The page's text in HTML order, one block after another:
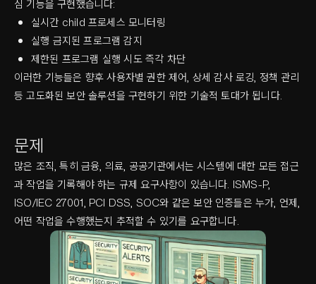
심 기능을 구현했습니다:
실시간 child 프로세스 모니터링
실행 금지된 프로그램 감지
제한된 프로그램 실행 시도 즉각 차단
이러한 기능들은 향후 사용자별 권한 제어, 상세 감사 로깅, 정책 관리
등 고도화된 보안 솔루션을 구현하기 위한 기술적 토대가 됩니다.
문제
많은 조직, 특히 금융, 의료, 공공기관에서는 시스템에 대한 모든 접근
과 작업을 기록해야 하는 규제 요구사항이 있습니다. ISMS-P,
ISO/IEC 27001, PCI DSS, SOC와 같은 보안 인증들은 누가, 언제,
어떤 작업을 수행했는지 추적할 수 있기를 요구합니다.